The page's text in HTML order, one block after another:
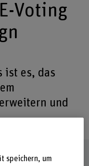
Voting
ist es, das
und
speichern, um